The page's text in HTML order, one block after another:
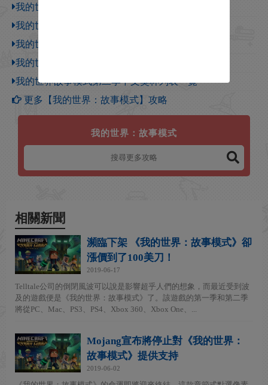
我的世界故事模式#4自戀異常的收藏家
我的世界故事模式#3 鬼門關! ! !
我的世界故事模式#2 一個瘋狂的女粉!
我的世界故事模式#1 一個牛到不行的雕像
我的世界故事模式第二季中文獎杯列表一覽
更多【我的世界：故事模式】攻略
我的世界：故事模式
相關新聞
瀕臨下架 《我的世界：故事模式》卻
漲價到了100美刀！
2019-06-17
Telltale公司的倒閉風波可以說是影響超乎人們的想象，而最近受到波
及的遊戲便是《我的世界：故事模式》了。該遊戲的第一季和第二季
將從PC、Mac、PS3、PS4、Xbox 360、Xbox One、...
Mojang宣布將停止對《我的世界：
故事模式》提供支持
2019-06-02